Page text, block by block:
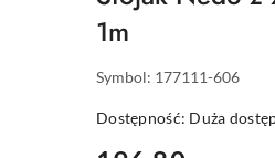
1m
Symbol: 177111-606
Dostępność: Duża